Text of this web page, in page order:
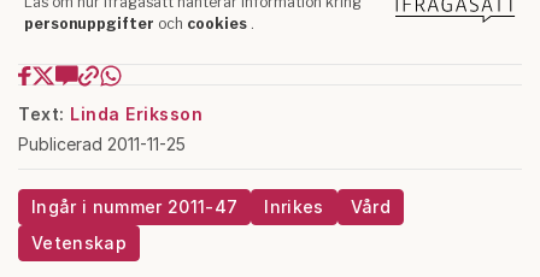
Text: Linda Eriksson
Publicerad 2011-11-25
Ingår i nummer 2011-47 Inrikes
Vård
Vetenskap